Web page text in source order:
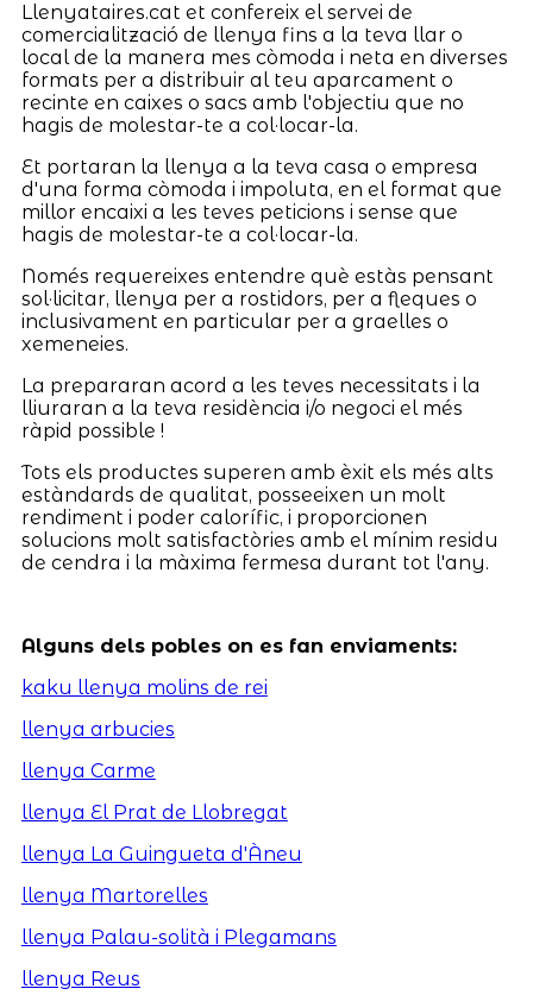
Llenyataires.cat et confereix el servei de
comercialització de llenya fins a la teva llar o
local de la manera mes còmoda i neta en diverses
formats per a distribuir al teu aparcament o
recinte en caixes o sacs amb l'objectiu que no
hagis de molestar-te a col·locar-la.
Et portaran la llenya a la teva casa o empresa
d'una forma còmoda i impoluta, en el format que
millor encaixi a les teves peticions i sense que
hagis de molestar-te a col·locar-la.
Només requereixes entendre què estàs pensant
sol·licitar, llenya per a rostidors, per a fleques o
inclusivament en particular per a graelles o
xemeneies.
La prepararan acord a les teves necessitats i la
lliuraran a la teva residència i/o negoci el més
ràpid possible !
Tots els productes superen amb èxit els més alts
estàndards de qualitat, posseeixen un molt
rendiment i poder calorífic, i proporcionen
solucions molt satisfactòries amb el mínim residu
de cendra i la màxima fermesa durant tot l'any.
Alguns dels pobles on es fan enviaments:
kaku llenya molins de rei
llenya arbucies
llenya Carme
llenya El Prat de Llobregat
llenya La Guingueta d'Àneu
llenya Martorelles
llenya Palau-solità i Plegamans
llenya Reus